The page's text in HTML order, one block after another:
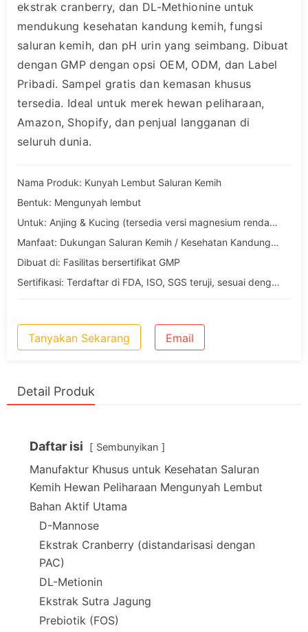
ekstrak cranberry, dan DL-Methionine untuk
mendukung kesehatan kandung kemih, fungsi
saluran kemih, dan pH urin yang seimbang. Dibuat
dengan GMP dengan opsi OEM, ODM, dan Label
Pribadi. Sampel gratis dan kemasan khusus
tersedia. Ideal untuk merek hewan peliharaan,
Amazon, Shopify, dan penjual langganan di
seluruh dunia.
Nama Produk: Kunyah Lembut Saluran Kemih
Bentuk: Mengunyah lembut
Untuk: Anjing & Kucing (tersedia versi magnesium rendah khusus kucing)
Manfaat: Dukungan Saluran Kemih / Kesehatan Kandung Kemih / Keseimbangan Urin
Dibuat di: Fasilitas bersertifikat GMP
Sertifikasi: Terdaftar di FDA, ISO, SGS teruji, sesuai dengan UE
Tanyakan Sekarang Email
Detail Produk
Daftar isi Sembunyikan
Manufaktur Khusus untuk Kesehatan Saluran
Kemih Hewan Peliharaan Mengunyah Lembut
Bahan Aktif Utama
D-Mannose
Ekstrak Cranberry (distandarisasi dengan
PAC)
DL-Metionin
Ekstrak Sutra Jagung
Prebiotik (FOS)